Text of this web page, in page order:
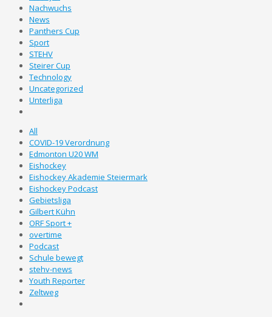
Nachwuchs
News
Panthers Cup
Sport
STEHV
Steirer Cup
Technology
Uncategorized
Unterliga
All
COVID-19 Verordnung
Edmonton U20 WM
Eishockey
Eishockey Akademie Steiermark
Eishockey Podcast
Gebietsliga
Gilbert Kühn
ORF Sport +
overtime
Podcast
Schule bewegt
stehv-news
Youth Reporter
Zeltweg